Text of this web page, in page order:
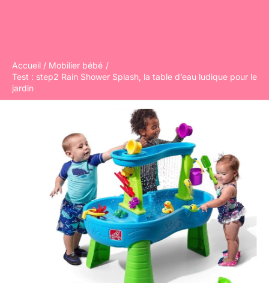
Accueil
Mobilier bébé
Test : step2 Rain Shower Splash, la table d’eau ludique pour le
jardin